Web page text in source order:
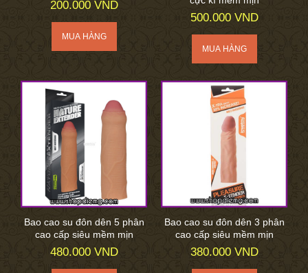
200.000 VND
500.000 VND
Bao cao su đôn dên 5 phân
cao cấp siêu mềm mịn
480.000 VND
Bao cao su đôn dên 3 phân
cao cấp siêu mềm mịn
380.000 VND